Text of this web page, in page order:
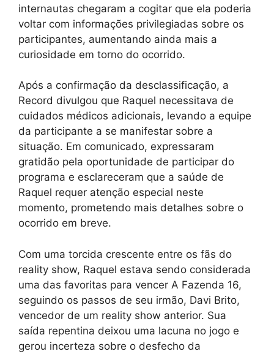
internautas chegaram a cogitar que ela poderia
voltar com informações privilegiadas sobre os
participantes, aumentando ainda mais a
curiosidade em torno do ocorrido.
Após a confirmação da desclassificação, a
Record divulgou que Raquel necessitava de
cuidados médicos adicionais, levando a equipe
da participante a se manifestar sobre a
situação. Em comunicado, expressaram
gratidão pela oportunidade de participar do
programa e esclareceram que a saúde de
Raquel requer atenção especial neste
momento, prometendo mais detalhes sobre o
ocorrido em breve.
Com uma torcida crescente entre os fãs do
reality show, Raquel estava sendo considerada
uma das favoritas para vencer A Fazenda 16,
seguindo os passos de seu irmão, Davi Brito,
vencedor de um reality show anterior. Sua
saída repentina deixou uma lacuna no jogo e
gerou incerteza sobre o desfecho da